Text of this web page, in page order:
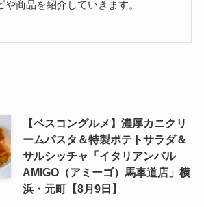
や商品を紹介していきます。
【ベスコングルメ】濃厚カニクリ
ームパスタ＆特製ポテトサラダ＆
サルシッチャ「イタリアンバル
AMIGO（アミーゴ）馬車道店」横
浜・元町【8月9日】